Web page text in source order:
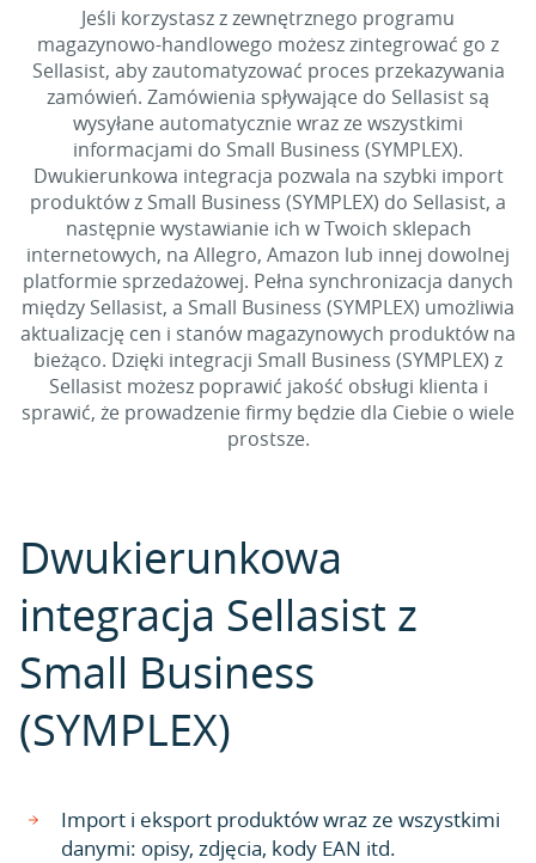
Jeśli korzystasz z zewnętrznego programu
magazynowo-handlowego możesz zintegrować go z
Sellasist, aby zautomatyzować proces przekazywania
zamówień. Zamówienia spływające do Sellasist są
wysyłane automatycznie wraz ze wszystkimi
informacjami do Small Business (SYMPLEX).
Dwukierunkowa integracja pozwala na szybki import
produktów z Small Business (SYMPLEX) do Sellasist, a
następnie wystawianie ich w Twoich sklepach
internetowych, na Allegro, Amazon lub innej dowolnej
platformie sprzedażowej. Pełna synchronizacja danych
między Sellasist, a Small Business (SYMPLEX) umożliwia
aktualizację cen i stanów magazynowych produktów na
bieżąco. Dzięki integracji Small Business (SYMPLEX) z
Sellasist możesz poprawić jakość obsługi klienta i
sprawić, że prowadzenie firmy będzie dla Ciebie o wiele
prostsze.
Dwukierunkowa
integracja Sellasist z
Small Business
(SYMPLEX)
Import i eksport produktów wraz ze wszystkimi
danymi: opisy, zdjęcia, kody EAN itd.